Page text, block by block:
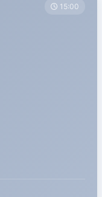
15:00